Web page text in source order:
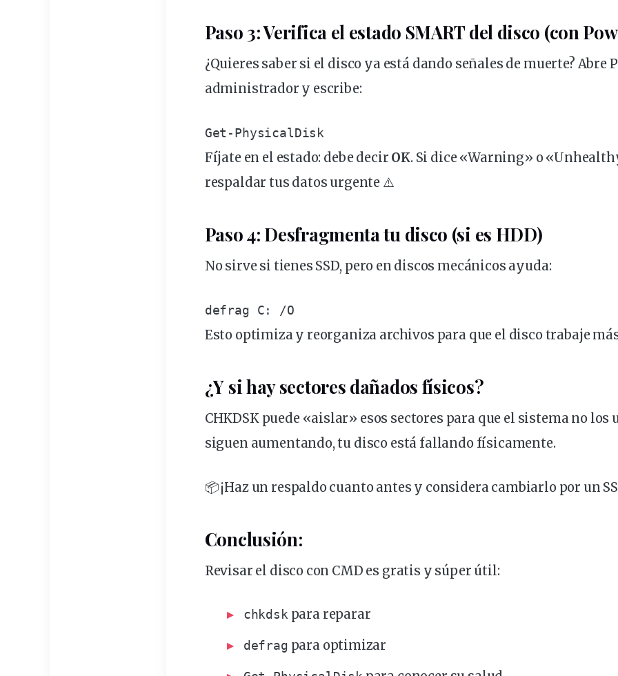
Paso 3: Verifica el estado SMART del disco (con
¿Quieres saber si el disco ya está dando señales de muerte? Abre
administrador y escribe:
Get-PhysicalDisk
Fíjate en el estado: debe decir OK. Si dice «Warning» o
respaldar tus datos urgente ⚠️
Paso 4: Desfragmenta tu disco (si es HDD)
No sirve si tienes SSD, pero en discos mecánicos ayuda:
defrag C: /O
Esto optimiza y reorganiza archivos para que el disco trabaje
¿Y si hay sectores dañados físicos?
CHKDSK puede «aislar» esos sectores para que el sistema no los
siguen aumentando, tu disco está fallando físicamente.
📦 ¡Haz un respaldo cuanto antes y considera cambiarlo por un
Conclusión:
Revisar el disco con CMD es gratis y súper útil:
chkdskpara reparar
defrag para optimizar